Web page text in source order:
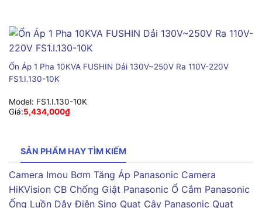
Ổn Áp 1 Pha 10KVA FUSHIN Dải 130V~250V Ra 110V-220V
FS1.I.130-10K
Model: FS1.I.130-10K
Giá:5,434,000₫
SẢN PHẨM HAY TÌM KIẾM
Camera Imou Bơm Tăng Áp Panasonic Camera
HiKVision CB Chống Giật Panasonic Ổ Cắm Panasonic
Ống Luồn Dây Điện Sino Quạt Cây Panasonic Quạt